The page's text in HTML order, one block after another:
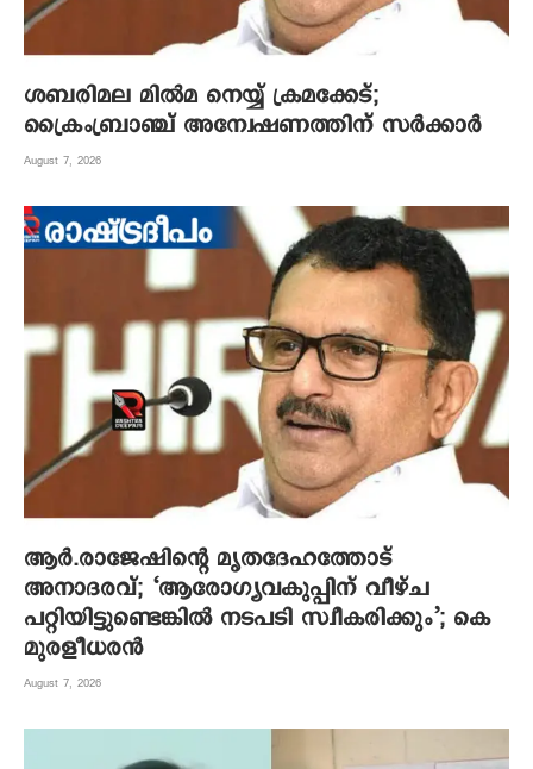
ശബരിമല മില്‍മ നെയ്യ് ക്രമക്കേട്;
ക്രൈംബ്രാഞ്ച് അന്വേഷണത്തിന് സര്‍ക്കാര്‍
August 7, 2026
ആര്‍.രാജേഷിന്റെ മൃതദേഹത്തോട്
അനാദരവ്; ‘ആരോഗ്യവകുപ്പിന് വീഴ്ച
പറ്റിയിട്ടുണ്ടെങ്കില്‍ നടപടി സ്വീകരിക്കും’; കെ
മുരളീധരന്‍
August 7, 2026